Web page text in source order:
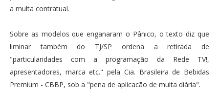
a multa contratual.
Sobre as modelos que enganaram o Pânico, o texto diz que
liminar também do TJ/SP ordena a retirada de
"particularidades com a programação da Rede TV!,
apresentadores, marca etc." pela Cia. Brasileira de Bebidas
Premium - CBBP, sob a "pena de aplicacão de multa diária".